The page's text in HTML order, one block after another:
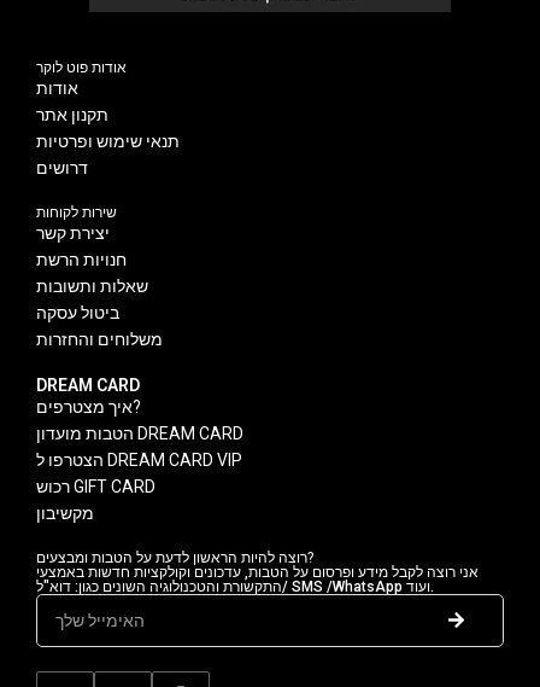
אודות פוט לוקר
אודות
תקנון אתר
תנאי שימוש ופרטיות
דרושים
שירות לקוחות
יצירת קשר
חנויות הרשת
שאלות ותשובות
ביטול עסקה
משלוחים והחזרות
DREAM CARD
איך מצטרפים?
הטבות מועדון DREAM CARD
הצטרפו ל DREAM CARD VIP
רכוש GIFT CARD
מקשיבון
רוצה להיות הראשון לדעת על הטבות ומבצעים?
אני רוצה לקבל מידע ופרסום על הטבות, עדכונים וקולקציות חדשות באמצעי
התקשורת והטכנולוגיה השונים כגון: דוא"ל/ SMS /WhatsApp ועוד.